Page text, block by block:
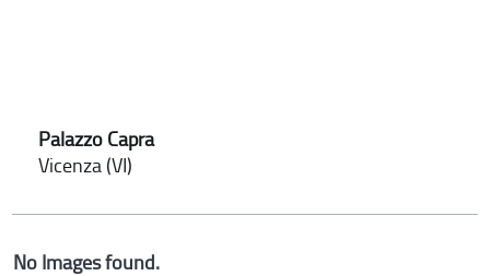
Palazzo Capra
Vicenza (VI)
No Images found.